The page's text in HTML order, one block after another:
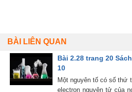
BÀI LIÊN QUAN
Bài 2.28 trang 20
10
Một nguyên tố có số thứ
electron nguyên tử của